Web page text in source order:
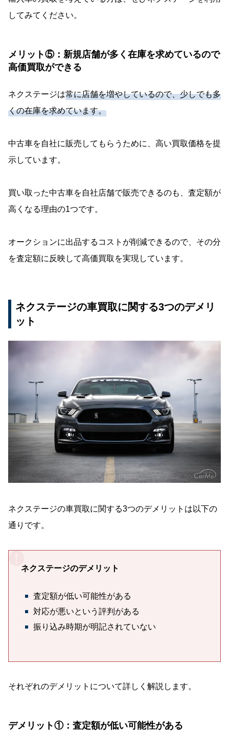
してみてください。
メリット⑤：新規店舗が多く在庫を求めているので
高価買取ができる
ネクステージは常に店舗を増やしているので、少しでも多
くの在庫を求めています。
中古車を自社に販売してもらうために、高い買取価格を提
示しています。
買い取った中古車を自社店舗で販売できるのも、査定額が
高くなる理由の1つです。
オークションに出品するコストが削減できるので、その分
を査定額に反映して高価買取を実現しています。
ネクステージの車買取に関する3つのデメリ
ット
ネクステージの車買取に関する3つのデメリットは以下の
通りです。
ネクステージのデメリット
査定額が低い可能性がある
対応が悪いという評判がある
振り込み時期が明記されていない
それぞれのデメリットについて詳しく解説します。
デメリット①：査定額が低い可能性がある